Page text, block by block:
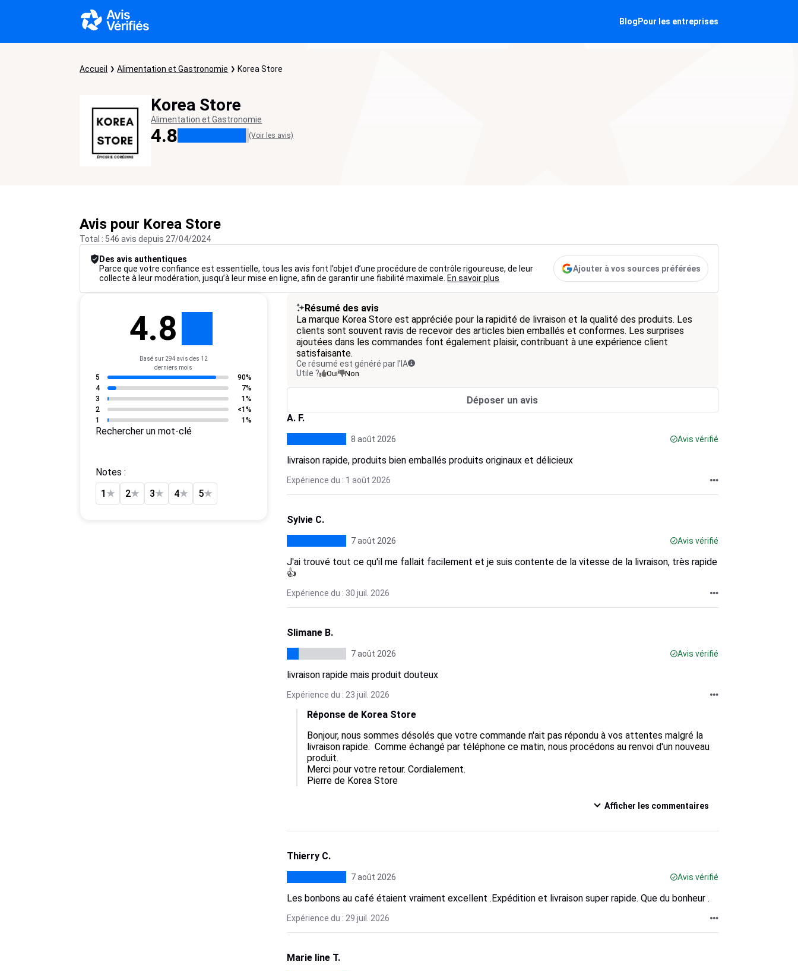
Blog Pour les entreprises
Accueil Alimentation et Gastronomie Korea Store
Korea Store
Alimentation et Gastronomie
4.8 (Voir les avis)
Avis pour Korea Store
Total : 546 avis depuis 27/04/2024
Des avis authentiques
Parce que votre confiance est essentielle, tous les avis font l’objet d’une procédure de contrôle rigoureuse, de leur
collecte à leur modération, jusqu’à leur mise en ligne, afin de garantir une fiabilité maximale. En savoir plus
Ajouter à vos sources préférées
4.8
Basé sur 294 avis des 12
derniers mois
5
90%
4
7%
3
1%
2
<1%
1
1%
Rechercher un mot-clé
Notes :
1 ★ 2★ 3★ 4★ 5★
Résumé des avis
La marque Korea Store est appréciée pour la rapidité de livraison et la qualité des produits. Les
clients sont souvent ravis de recevoir des articles bien emballés et conformes. Les surprises
ajoutées dans les commandes font également plaisir, contribuant à une expérience client
satisfaisante.
Ce résumé est généré par l’IA
Utile ?
Oui Non
Déposer un avis
A. F.
8 août 2026 Avis vérifié
livraison rapide, produits bien emballés produits originaux et délicieux
Expérience du : 1 août 2026
Sylvie C.
7 août 2026 Avis vérifié
J'ai trouvé tout ce qu'il me fallait facilement et je suis contente de la vitesse de la livraison, très rapide
👍
Expérience du : 30 juil. 2026
Slimane B.
7 août 2026 Avis vérifié
livraison rapide mais produit douteux
Expérience du : 23 juil. 2026
Réponse de Korea Store
Bonjour, nous sommes désolés que votre commande n'ait pas répondu à vos attentes malgré la
livraison rapide.  Comme échangé par téléphone ce matin, nous procédons au renvoi d'un nouveau
produit.
Merci pour votre retour. Cordialement.
Pierre de Korea Store
Afficher les commentaires
Thierry C.
7 août 2026 Avis vérifié
Les bonbons au café étaient vraiment excellent .Expédition et livraison super rapide. Que du bonheur .
Expérience du : 29 juil. 2026
Marie line T.